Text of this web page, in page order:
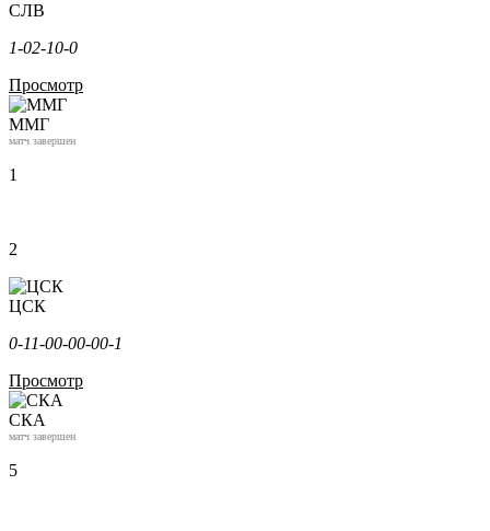
СЛВ
1-02-10-0
Просмотр
ММГ
матч завершен
1
2
ЦСК
0-11-00-00-00-1
Просмотр
СКА
матч завершен
5